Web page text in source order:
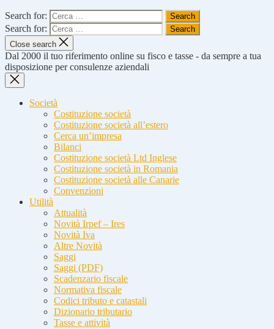
Search for:
Search for:
Close search
Dal 2000 il tuo riferimento online su fisco e tasse - da sempre a tua
disposizione per consulenze aziendali
Società
Costituzione società
Costituzione società all’estero
Cerca un’impresa
Bilanci
Costituzione società Ltd Inglese
Costituzione società in Romania
Costituzione società alle Canarie
Convenzioni
Utilità
Attualità
Novità Irpef – Ires
Novità Iva
Altre Novità
Saggi
Saggi (PDF)
Scadenzario fiscale
Normativa fiscale
Codici tributo e catastali
Dizionario tributario
Tasse e attività